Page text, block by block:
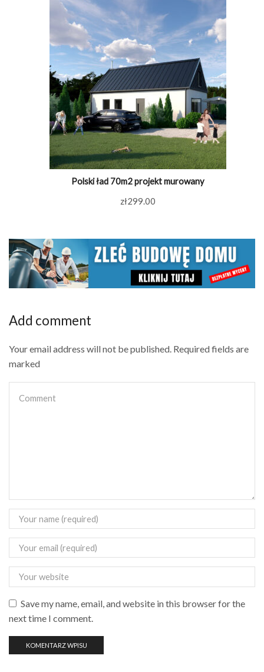
Polski ład 70m2 projekt murowany
zł299.00
Add comment
Your email address will not be published. Required fields are
marked
Save my name, email, and website in this browser for the
next time I comment.